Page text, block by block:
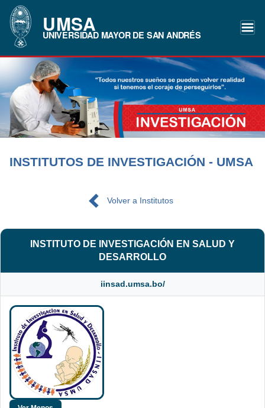
UMSA
UNIVERSIDAD MAYOR DE SAN ANDRÉS
INSTITUTOS DE INVESTIGACIÓN - UMSA
Volver a Institutos
INSTITUTO DE INVESTIGACIÓN EN SALUD Y
DESARROLLO
iinsad.umsa.bo/
Facultad de